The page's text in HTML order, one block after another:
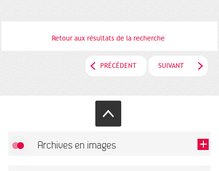
Retour aux résultats de la recherche
PRÉCÉDENT SUIVANT
Archives en images